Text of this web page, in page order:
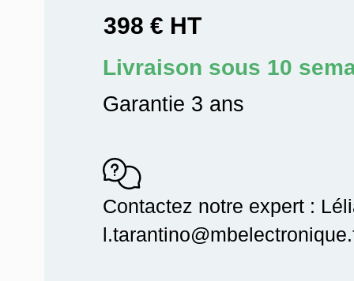
398 € HT
Livraison sous 10
Garantie 3 ans
Contactez notre expert :